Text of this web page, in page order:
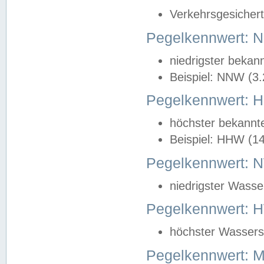
Pegelkennwert:
niedrigster
Beispiel: NNW
Pegelkennwert:
höchster
Beispiel: HHW
Pegelkennwert:
niedrigster
Pegelkennwert:
höchster
Pegelkennwert: